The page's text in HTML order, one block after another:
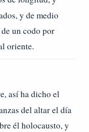
y de medio
un codo por
oriente.
así ha dicho el
del altar el día
él holocausto, y